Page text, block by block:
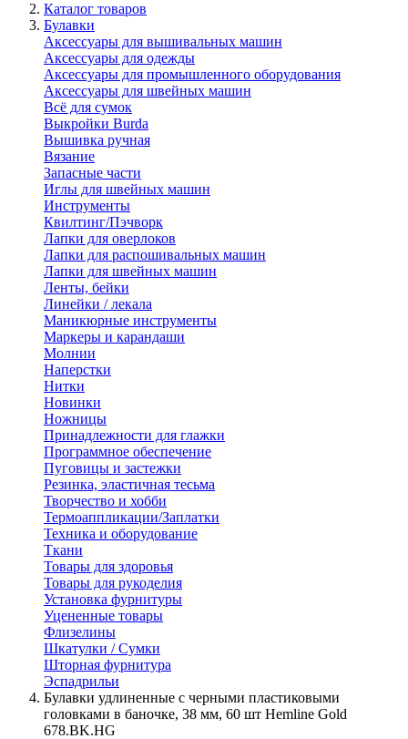
Каталог товаров
Булавки
Аксессуары для вышивальных машин
Аксессуары для одежды
Аксессуары для промышленного оборудования
Аксессуары для швейных машин
Всё для сумок
Выкройки Burda
Вышивка ручная
Вязание
Запасные части
Иглы для швейных машин
Инструменты
Квилтинг/Пэчворк
Лапки для оверлоков
Лапки для распошивальных машин
Лапки для швейных машин
Ленты, бейки
Линейки / лекала
Маникюрные инструменты
Маркеры и карандаши
Молнии
Наперстки
Нитки
Новинки
Ножницы
Принадлежности для глажки
Программное обеспечение
Пуговицы и застежки
Резинка, эластичная тесьма
Творчество и хобби
Термоаппликации/Заплатки
Техника и оборудование
Ткани
Товары для здоровья
Товары для рукоделия
Установка фурнитуры
Уцененные товары
Флизелины
Шкатулки / Сумки
Шторная фурнитура
Эспадрильи
Булавки удлиненные с черными пластиковыми
головками в баночке, 38 мм, 60 шт Hemline Gold
678.BK.HG